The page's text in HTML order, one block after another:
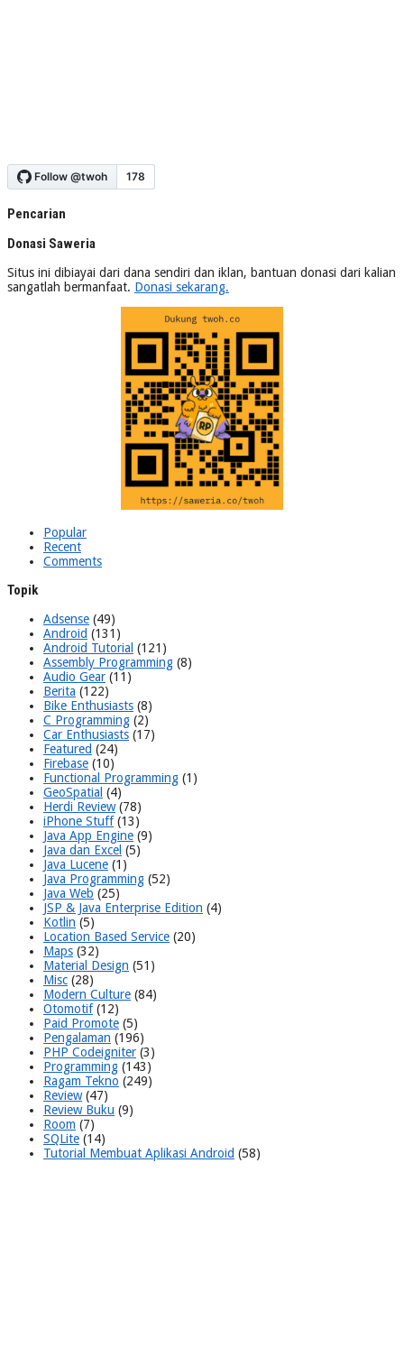
Pencarian
Donasi Saweria
Situs ini dibiayai dari dana sendiri dan iklan, bantuan donasi dari kalian
sangatlah bermanfaat. Donasi sekarang.
Popular
Recent
Comments
Topik
Adsense (49)
Android (131)
Android Tutorial (121)
Assembly Programming (8)
Audio Gear (11)
Berita (122)
Bike Enthusiasts (8)
C Programming (2)
Car Enthusiasts (17)
Featured (24)
Firebase (10)
Functional Programming (1)
GeoSpatial (4)
Herdi Review(78)
iPhone Stuff(13)
Java App Engine (9)
Java dan Excel (5)
Java Lucene (1)
Java Programming (52)
Java Web (25)
JSP & Java Enterprise Edition (4)
Kotlin (5)
Location Based Service (20)
Maps (32)
Material Design (51)
Misc (28)
Modern Culture (84)
Otomotif(12)
Paid Promote (5)
Pengalaman (196)
PHP Codeigniter (3)
Programming (143)
Ragam Tekno (249)
Review(47)
Review Buku (9)
Room (7)
SQLite (14)
Tutorial Membuat Aplikasi Android (58)